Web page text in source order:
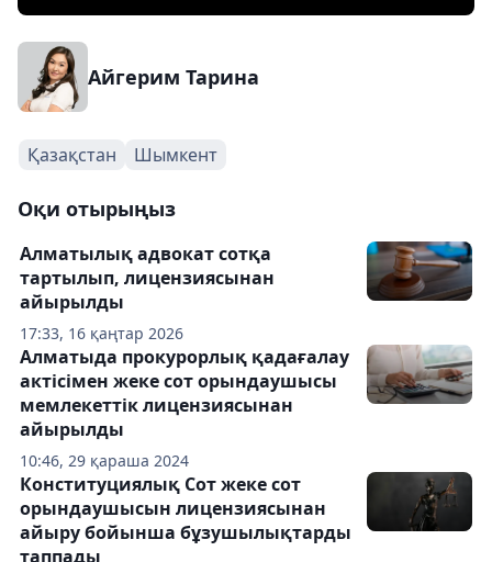
Айгерим Тарина
Қазақстан Шымкент
Оқи отырыңыз
17:33, 16 қаңтар 2026
Алматылық адвокат сотқа
тартылып, лицензиясынан
айырылды
10:46, 29 қараша 2024
Алматыда прокурорлық қадағалау
актісімен жеке сот орындаушысы
мемлекеттік лицензиясынан
айырылды
Конституциялық Сот жеке сот
орындаушысын лицензиясынан
айыру бойынша бұзушылықтарды
таппады